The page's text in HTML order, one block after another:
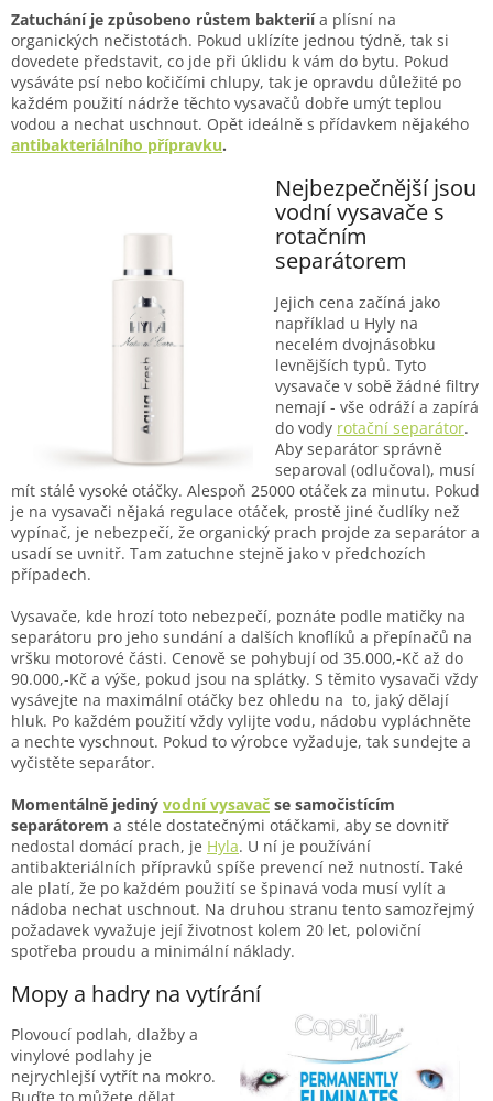
Zatuchání je způsobeno růstem bakteriía plísní na
organických nečistotách. Pokud uklízíte jednou týdně, tak si
dovedete představit, co jde při úklidu k vám do bytu. Pokud
vysáváte psí nebo kočičími chlupy, tak je opravdu důležité po
každém použití nádrže těchto vysavačů dobře umýt teplou
vodou a nechat uschnout. Opět ideálně s přídavkem nějakého
antibakteriálního přípravku.
Nejbezpečnější jsou
vodní vysavače s
rotačním
separátorem
Jejich cena začíná jako
například u Hyly na
necelém dvojnásobku
levnějších typů. Tyto
vysavače v sobě žádné filtry
nemají - vše odráží a zapírá
do vody rotační separátor.
Aby separátor správně
separoval (odlučoval), musí
mít stálé vysoké otáčky. Alespoň 25000 otáček za minutu. Pokud
je na vysavači nějaká regulace otáček, prostě jiné čudlíky než
vypínač, je nebezpečí, že organický prach projde za separátor a
usadí se uvnitř. Tam zatuchne stejně jako v předchozích
případech.
Vysavače, kde hrozí toto nebezpečí, poznáte podle matičky na
separátoru pro jeho sundání a dalších knoflíků a přepínačů na
vršku motorové části. Cenově se pohybují od 35.000,-Kč až do
90.000,-Kč a výše, pokud jsou na splátky. S těmito vysavači vždy
vysávejte na maximální otáčky bez ohledu na to, jaký dělají
hluk. Po každém použití vždy vylijte vodu, nádobu vypláchněte
a nechte vyschnout. Pokud to výrobce vyžaduje, tak sundejte a
vyčistěte separátor.
Momentálně jediný vodní vysavač se samočistícím
separátorem a stéle dostatečnými otáčkami, aby se dovnitř
nedostal domácí prach, je Hyla. U ní je používání
antibakteriálních přípravků spíše prevencí než nutností. Také
ale platí, že po každém použití se špinavá voda musí vylít a
nádoba nechat uschnout. Na druhou stranu tento samozřejmý
požadavek vyvažuje její životnost kolem 20 let, poloviční
spotřeba proudu a minimální náklady.
Mopy a hadry na vytírání
Plovoucí podlah, dlažby a
vinylové podlahy je
nejrychlejší vytřít na mokro.